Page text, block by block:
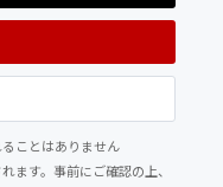
ことはありません
ます。事前にご確認の上、